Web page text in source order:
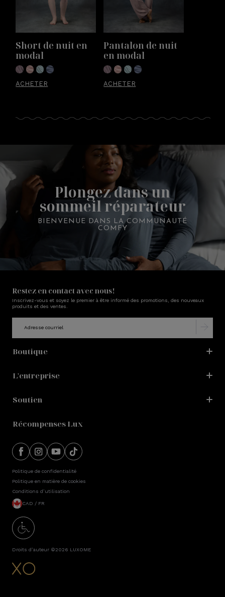
Short de nuit en
modal
ACHETER
Pantalon de nuit
en modal
ACHETER
Plongez dans un
sommeil réparateur
BIENVENUE DANS LA COMMUNAUTÉ
COMFY
Restez en contact avec nous!
Inscrivez-vous et soyez le premier à être informé des promotions, des nouveaux
produits et des ventes.
Boutique
L'entreprise
Soutien
Récompenses Lux
Politique de confidentialité
Politique en matière de cookies
Conditions d’utilisation
CAD / FR
Droits d’auteur ©2026 LUXOME